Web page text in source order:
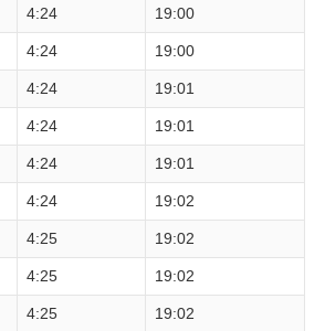
4:24 19:00
4:24 19:00
4:24 19:01
4:24 19:01
4:24 19:01
4:24 19:02
4:25 19:02
4:25 19:02
4:25 19:02